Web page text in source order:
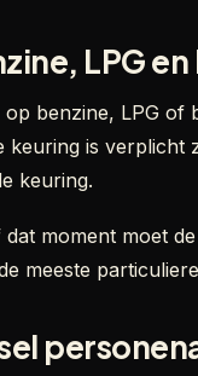
LPG
op benzine, LPG of
keuring is verplicht
keuring.
dat moment moet
meeste